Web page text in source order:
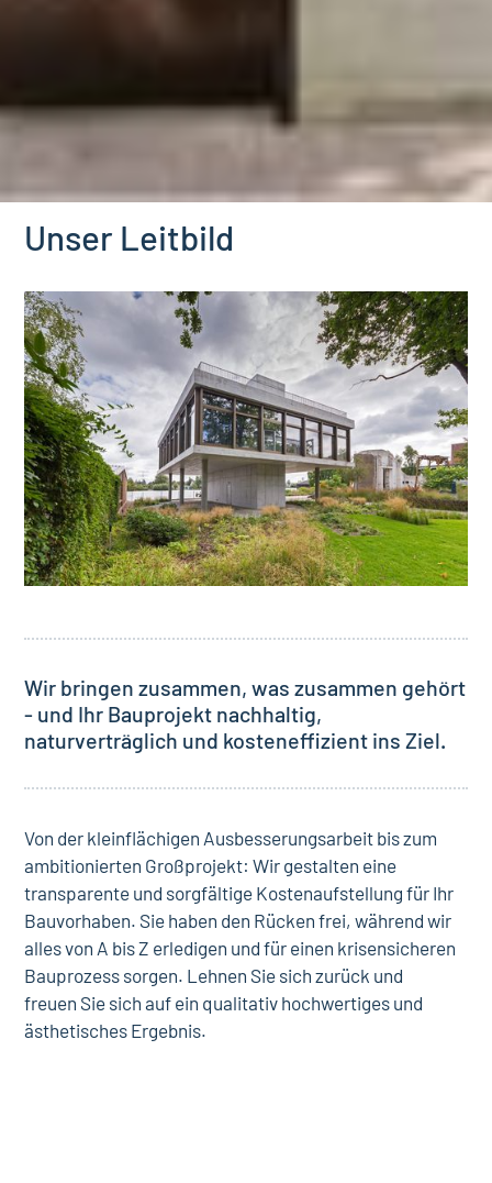
Unser Leitbild
Wir bringen zusammen, was zusammen gehört
- und Ihr Bauprojekt nachhaltig,
naturverträglich und kosteneffizient ins Ziel.
Von der kleinflächigen Ausbesserungsarbeit bis zum
ambitionierten Großprojekt: Wir gestalten eine
transparente und sorgfältige Kostenaufstellung für Ihr
Bauvorhaben. Sie haben den Rücken frei, während wir
alles von A bis Z erledigen und für einen krisensicheren
Bauprozess sorgen. Lehnen Sie sich zurück und
freuen Sie sich auf ein qualitativ hochwertiges und
ästhetisches Ergebnis.